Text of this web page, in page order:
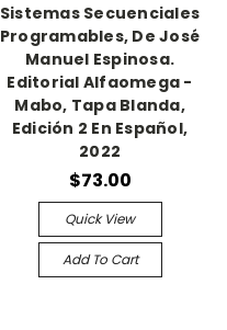
Sistemas Secuenciales
Programables, De José
Manuel Espinosa.
Editorial Alfaomega -
Mabo, Tapa Blanda,
Edición 2 En Español,
2022
$73.00
Quick View
Add To Cart